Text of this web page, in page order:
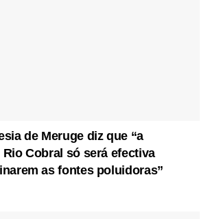
de Meruge diz que “a
Cobral só será efectiva
as fontes poluidoras”